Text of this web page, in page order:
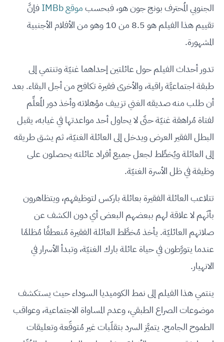
الجنوبي المُحترف بونج جون هو، فبحسبموقع IMBb
فإنَّ
تقييم هذا الفيلم هو 8.5 من 10 وهو من الأفلام الأجنبية
المشهورة.
تدور أحداث الفيلم حول عائلتين إحداهما غنيّة وتنتمي إلى
طبقة اجتماعيَّة راقية، والأخرى فقيرة تكافح من أجل البقاء. بعد
أن طلب منه صديقه الغني تزييف مؤهلاته وأخذ دور المُعلِّم
لفتاة مُراهقة غنيّة حتّى لا يحاول أحد مواعدتها في غيابه، يقبل
البطل الفقير العرض ويدخل إلى العائلة الغنيّة، ثم يشق طريقه
إلى العائلة ويُخطِّط لجعل جميع أفراد عائلته يحصلون على
وظيفة في ظل الأسرة الغنيّة.
تتلاعب العائلة الفقيرة بعائلة باركس لتوظيفهم، ويتظاهرون
بأنّهم لا علاقة لهم ببعضهم البعض أي دون الكشف عن
صلاتهم العائليّة. يأخذ مُخطَّط العائلة الفقيرة مُنعطفًا مُظلمًا
عندما يتورَّطون في حياة عائلة بارك الغنيّة، وتبدأ الأسرار في
الانهيار.
ينتمي هذا الفيلم إلى نمط الكوميديا السوداء حيث يستكشف
موضوعات الصراع الطبقي، وعدم المساواة الاجتماعية، وعواقب
الطموح الجامح. يتميَّز السرد بتقلّبات غير مُتوقّعة وتعليقات